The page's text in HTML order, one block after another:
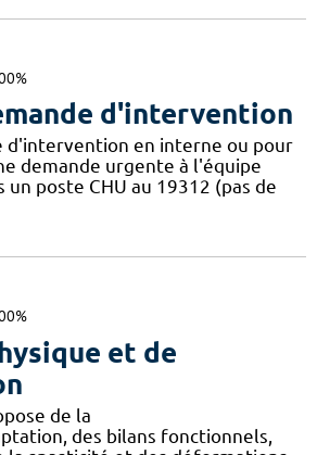
d'intervention
d'intervention en interne ou pour
demande urgente à l'équipe
un poste CHU au 19312 (pas de
et de
de la
des bilans fonctionnels,